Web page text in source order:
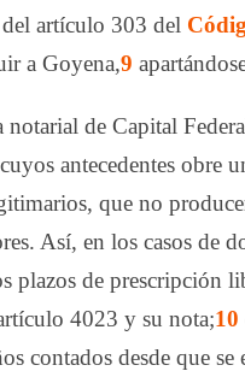
ar­tícu­lo 303 del
a Goyena,9
de Capital
antecedentes obre
que no
Así, en los casos de
plazos de prescripción
4023 y su nota;10
contados desde que